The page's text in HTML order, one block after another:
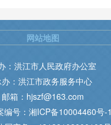
：洪江市人民政府办公室
：洪江市政务服务中心
邮箱：hjszf@163.com
编号：湘ICP备10004460号-1
网站地图